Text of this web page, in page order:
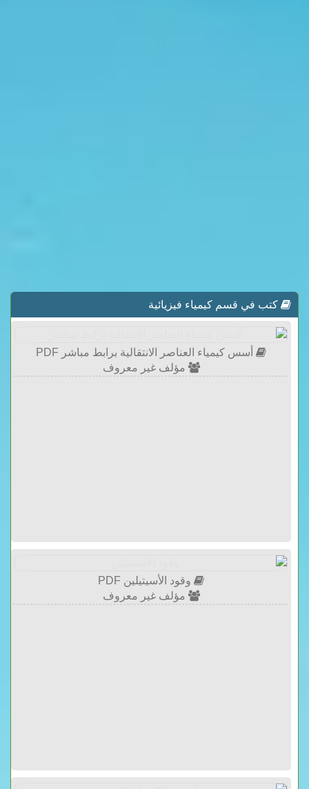
كتب في قسم كيمياء فيزيائية
أسس كيمياء العناصر الانتقالية برابط مباشر PDF
مؤلف غير معروف
وقود الأسيتيلين PDF
مؤلف غير معروف